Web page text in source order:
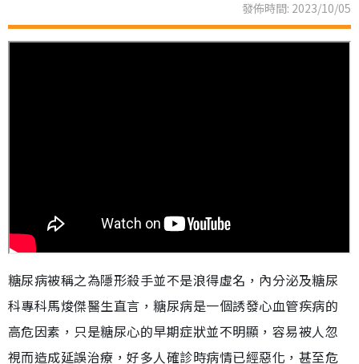
發佈時間: 2023/10/05
糖尿病被稱之為隱形殺手並不是浪得虛名，內分泌及糖尿
科專科馬焌傑醫生直言，糖尿病是一個誘發心血管疾病的
高危因素，只是糖尿心的早期症狀並不明顯，容易被人忽
視而造成延誤治療，好多人確診時病情已經惡化，甚至危